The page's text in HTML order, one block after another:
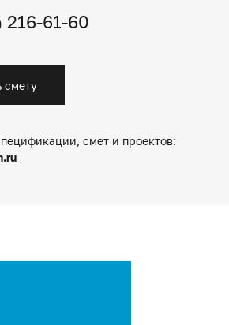
216-61-60
смету
смет и проектов: